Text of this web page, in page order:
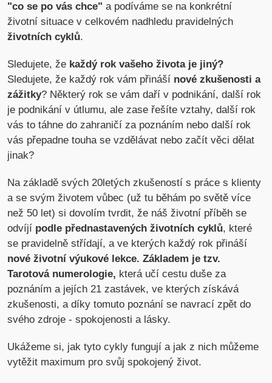
"co se po vás chce" a podíváme se na konkrétní
životní situace v celkovém nadhledu pravidelných
životních cyklů.
Sledujete, že každý rok vašeho života je jiný?
Sledujete, že každý rok vám přináší nové zkušenosti a
zážitky? Některý rok se vám daří v podnikání, další rok
je podnikání v útlumu, ale zase řešíte vztahy, další rok
vás to táhne do zahraničí za poznáním nebo další rok
vás přepadne touha se vzdělávat nebo začít věci dělat
jinak?
Na základě svých 20letých zkušeností s práce s klienty
a se svým životem vůbec (už tu běhám po světě více
než 50 let) si dovolím tvrdit, že náš životní příběh se
odvíjí podle přednastavených životních cyklů, které
se pravidelně střídají, a ve kterých každý rok přináší
nové životní výukové lekce. Základem je tzv.
Tarotová numerologie, která učí cestu duše za
poznáním a jejích 21 zastávek, ve kterých získává
zkušenosti, a díky tomuto poznání se navrací zpět do
svého zdroje - spokojenosti a lásky.
Ukážeme si, jak tyto cykly fungují a jak z nich můžeme
vytěžit maximum pro svůj spokojený život.